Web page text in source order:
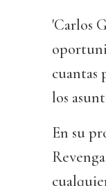
'Carlos
cuantas
los
En su